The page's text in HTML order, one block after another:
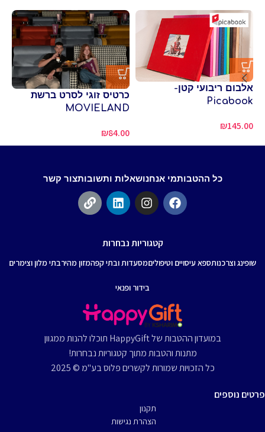
אלבום ריבועי קטן-
Picabook
₪145.00
כרטיס זוגי לסרט ברשת
MOVIELAND
₪84.00
כל ההטבותמי אנחנושאלות ותשובותצור קשר
קטגוריות נבחרות
שופינג וצרכנותספא עיסויים וטיפוליםמסעדות ובתי קפהמזון מהירבתי מלון וצימרים
בידור ופנאי
במועדון ההטבות של HappyGift תוכלו להנות ממגוון
מתנות והטבות מתוך קטגוריות נבחרות!
כל הזכויות שמורות לקשרים פלוס בע"מ © 2025
פרטים נוספים
תקנון
הצהרת נגישות